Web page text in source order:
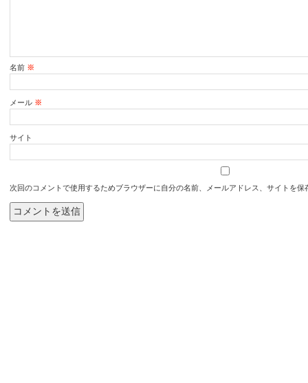
名前 ※
メール ※
サイト
次回のコメントで使用するためブラウザーに自分の名前、メールアドレス、サイトを保